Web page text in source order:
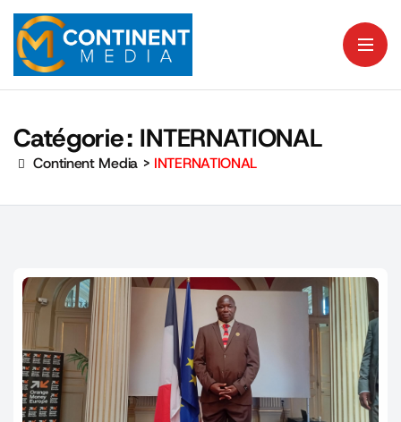
Catégorie : INTERNATIONAL
Continent Media> INTERNATIONAL